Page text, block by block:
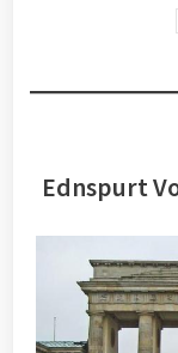
Ednspurt